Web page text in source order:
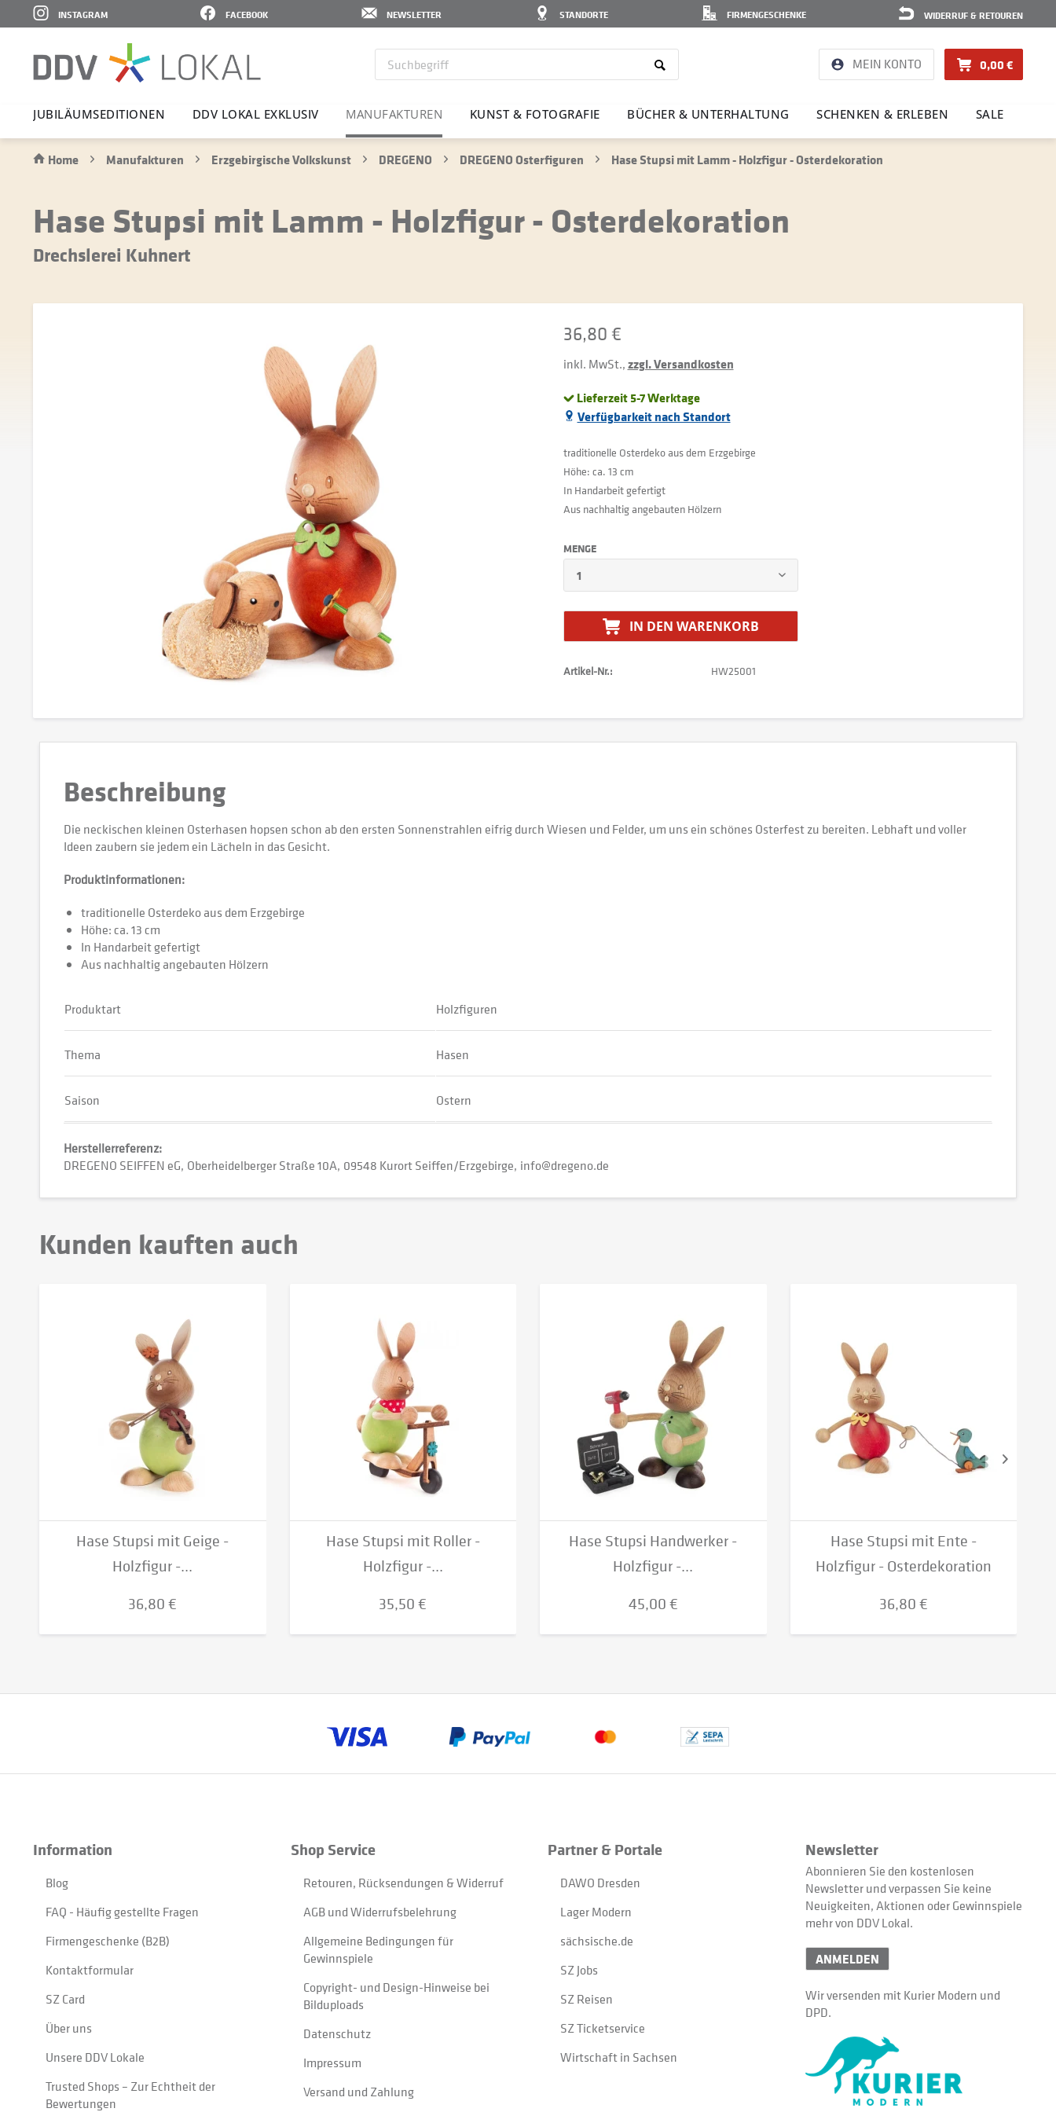
WIDERRUF & RETOUREN
FIRMENGESCHENKE
STANDORTE
NEWSLETTER
FACEBOOK
INSTAGRAM
MEIN KONTO 0,00 €
JUBI­LÄ­UMS­E­DI­TIONEN DDV LOKAL EXKLUSIV MANU­FAK­TUREN KUNST & FOTO­GRAFIE BÜCHER & UNTER­HAL­TUNG SCHENKEN & ERLEBEN SALE
Home Manufakturen Erzgebirgische Volkskunst DREGENO DREGENO Osterfiguren Hase Stupsi mit Lamm - Holzfigur - Osterdekoration
Hase Stupsi mit Lamm - Holzfigur - Osterdekoration
Drechslerei Kuhnert
36,80 €
inkl. MwSt.,zzgl. Versandkosten
Lieferzeit 5-7 Werktage
Verfügbarkeit nach Standort
traditionelle Osterdeko aus dem Erzgebirge
Höhe: ca. 13 cm
In Handarbeit gefertigt
Aus nachhaltig angebauten Hölzern
MENGE
IN DEN WARENKORB
Artikel-Nr.: HW25001
Beschreibung
Die neckischen kleinen Osterhasen hopsen schon ab den ersten Sonnenstrahlen eifrig durch Wiesen und Felder, um uns ein schönes Osterfest zu bereiten. Lebhaft und voller
Ideen zaubern sie jedem ein Lächeln in das Gesicht.
Produktinformationen:
traditionelle Osterdeko aus dem Erzgebirge
Höhe: ca. 13 cm
In Handarbeit gefertigt
Aus nachhaltig angebauten Hölzern
Produktart Holzfiguren
Thema Hasen
Saison Ostern
Herstellerreferenz:
DREGENO SEIFFEN eG Oberheidelberger Straße 10A 09548 Kurort Seiffen/Erzgebirge info@dregeno.de
Kunden kauften auch
Hase Stupsi mit Geige -
Holzfigur -...
36,80 €
Hase Stupsi mit Roller -
Holzfigur -...
35,50 €
Hase Stupsi Handwerker -
Holzfigur -...
45,00 €
Hase Stupsi mit Ente -
Holzfigur - Osterdekoration
36,80 €
Information
Blog
FAQ - Häufig gestellte Fragen
Firmengeschenke (B2B)
Kontaktformular
SZ Card
Über uns
Unsere DDV Lokale
Trusted Shops – Zur Echtheit der
Bewertungen
Shop Service
Retouren, Rücksendungen & Widerruf
AGB und Widerrufsbelehrung
Allgemeine Bedingungen für
Gewinnspiele
Copyright- und Design-Hinweise bei
Bilduploads
Datenschutz
Impressum
Versand und Zahlung
Partner & Portale
DAWO Dresden
Lager Modern
sächsische.de
SZ Jobs
SZ Reisen
SZ Ticketservice
Wirtschaft in Sachsen
Newsletter
Abonnieren Sie den kostenlosen
Newsletter und verpassen Sie keine
Neuigkeiten, Aktionen oder Gewinnspiele
mehr von DDV Lokal.
ANMELDEN
Wir versenden mit Kurier Modern und
DPD.